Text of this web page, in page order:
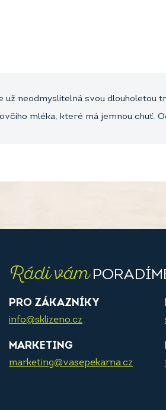
neodmyslitelná svou dlouholetou
mléka, které má jemnou chuť.
Rádi vám
PRO ZÁKAZNÍKY
info@sklizeno.cz
MARKETING
marketing@vasepekarna.cz